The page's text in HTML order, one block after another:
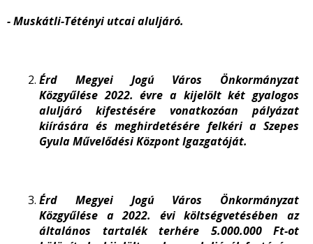
- Muskátli-Tétényi utcai aluljáró.
Érd Megyei Jogú Város Önkormányzat
Közgyűlése 2022. évre a kijelölt két gyalogos
aluljáró kifestésére vonatkozóan pályázat
kiírására és meghirdetésére felkéri a Szepes
Gyula Művelődési Központ Igazgatóját.
Érd Megyei Jogú Város Önkormányzat
Közgyűlése a 2022. évi költségvetésében az
általános tartalék terhére 5.000.000 Ft-ot